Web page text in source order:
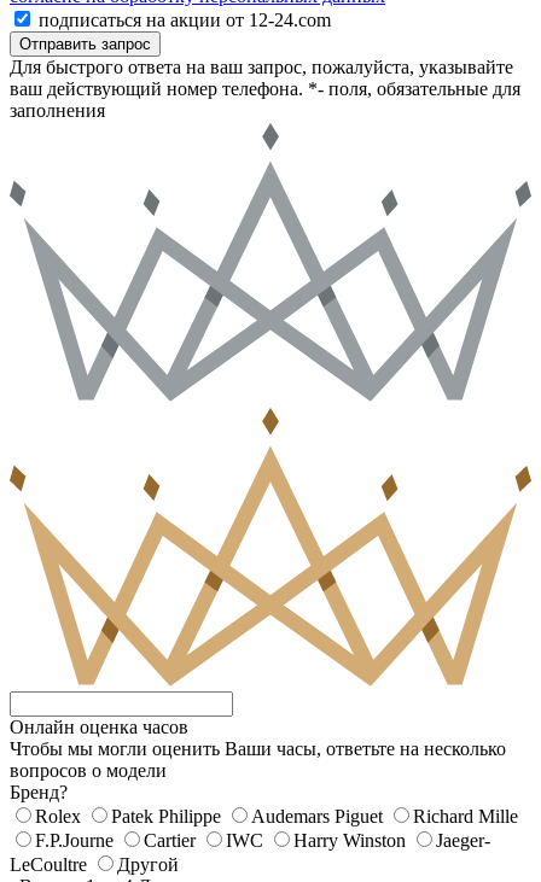
подписаться на акции от 12-24.com
Отправить запрос
Для быстрого ответа на ваш запрос, пожалуйста, указывайте
ваш действующий номер телефона. *- поля, обязательные для
заполнения
Онлайн оценка часов
Чтобы мы могли оценить Ваши часы, ответьте на несколько
вопросов о модели
Бренд?
Rolex
Patek Philippe Audemars Piguet
Richard Mille
F.P.Journe
Cartier IWC Harry Winston
Jaeger-
LeCoultre
Другой